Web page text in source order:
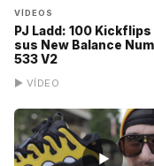
VÍDEOS
PJ Ladd: 100 Kickflips
sus New Balance
533 V2
▶ VÍDEO
▶